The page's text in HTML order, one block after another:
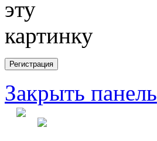
Закрыть панель